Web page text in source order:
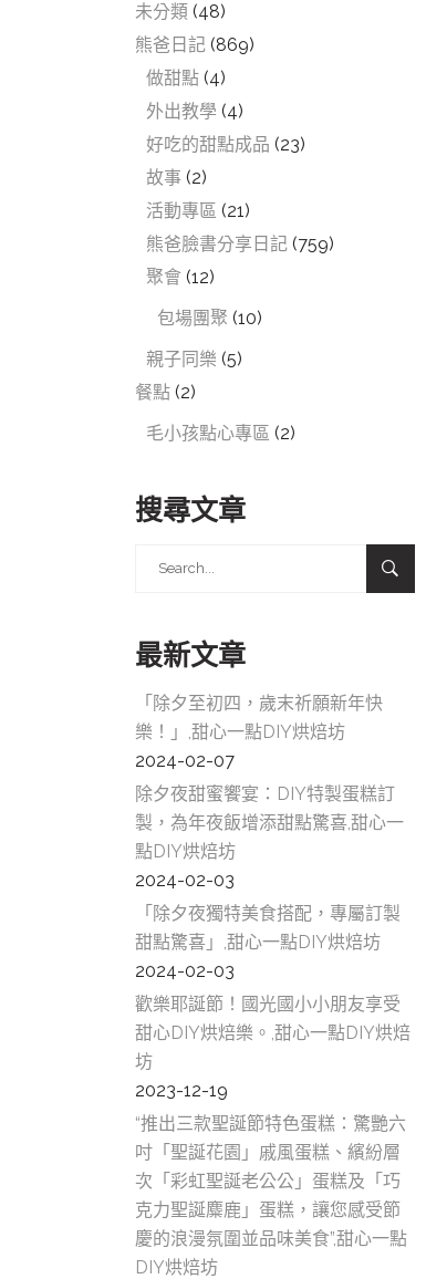
未分類 (48)
熊爸日記 (869)
做甜點 (4)
外出教學 (4)
好吃的甜點成品 (23)
故事 (2)
活動專區 (21)
熊爸臉書分享日記 (759)
聚會 (12)
包場團聚 (10)
親子同樂 (5)
餐點 (2)
毛小孩點心專區 (2)
搜尋文章
最新文章
「除夕至初四，歲末祈願新年快
樂！」,甜心一點DIY烘焙坊
2024-02-07
除夕夜甜蜜饗宴：DIY特製蛋糕訂
製，為年夜飯增添甜點驚喜,甜心一
點DIY烘焙坊
2024-02-03
「除夕夜獨特美食搭配，專屬訂製
甜點驚喜」,甜心一點DIY烘焙坊
2024-02-03
歡樂耶誕節！國光國小小朋友享受
甜心DIY烘焙樂。,甜心一點DIY烘焙
坊
2023-12-19
“推出三款聖誕節特色蛋糕：驚艷六
吋「聖誕花園」戚風蛋糕、繽紛層
次「彩虹聖誕老公公」蛋糕及「巧
克力聖誕麋鹿」蛋糕，讓您感受節
慶的浪漫氛圍並品味美食”,甜心一點
DIY烘焙坊